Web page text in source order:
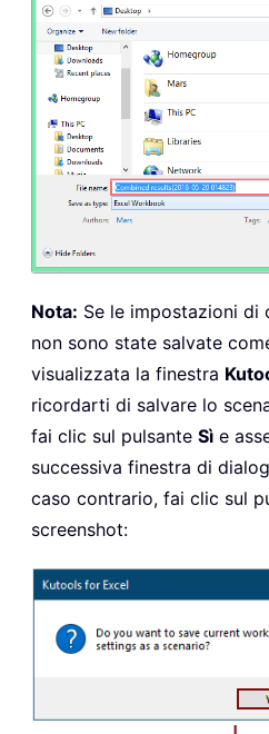
Nota: Se le impostazioni
non sono state salvate
visualizzata la finestra
ricordarti di salvare lo
fai clic sul pulsante Sì e
successiva finestra di
caso contrario, fai clic sul
screenshot: